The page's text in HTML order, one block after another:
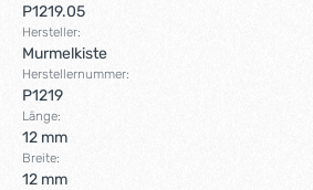
P1219.05
Hersteller:
Murmelkiste
Herstellernummer:
P1219
Länge:
12 mm
Breite:
12 mm